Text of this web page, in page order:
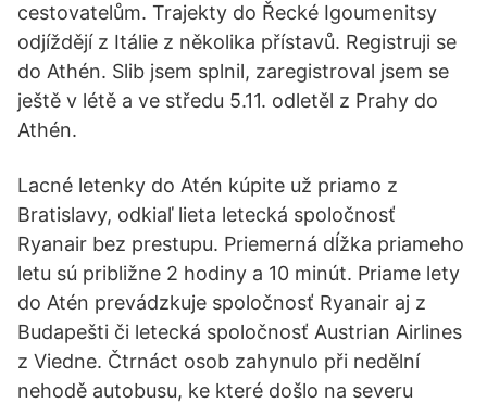
cestovatelům. Trajekty do Řecké Igoumenitsy
odjíždějí z Itálie z několika přístavů. Registruji se
do Athén. Slib jsem splnil, zaregistroval jsem se
ještě v létě a ve středu 5.11. odletěl z Prahy do
Athén.
Lacné letenky do Atén kúpite už priamo z
Bratislavy, odkiaľ lieta letecká spoločnosť
Ryanair bez prestupu. Priemerná dĺžka priameho
letu sú približne 2 hodiny a 10 minút. Priame lety
do Atén prevádzkuje spoločnosť Ryanair aj z
Budapešti či letecká spoločnosť Austrian Airlines
z Viedne. Čtrnáct osob zahynulo při nedělní
nehodě autobusu, ke které došlo na severu